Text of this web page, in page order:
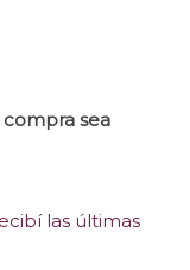
sea
las últimas